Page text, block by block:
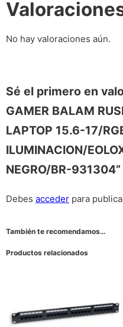
No hay valoraciones aún.
Sé el primero en
GAMER BALAM
LAPTOP 15.6-17/
ILUMINACION/
NEGRO/BR-931304”
Debes acceder para
También te recomendamos…
Productos relacionados